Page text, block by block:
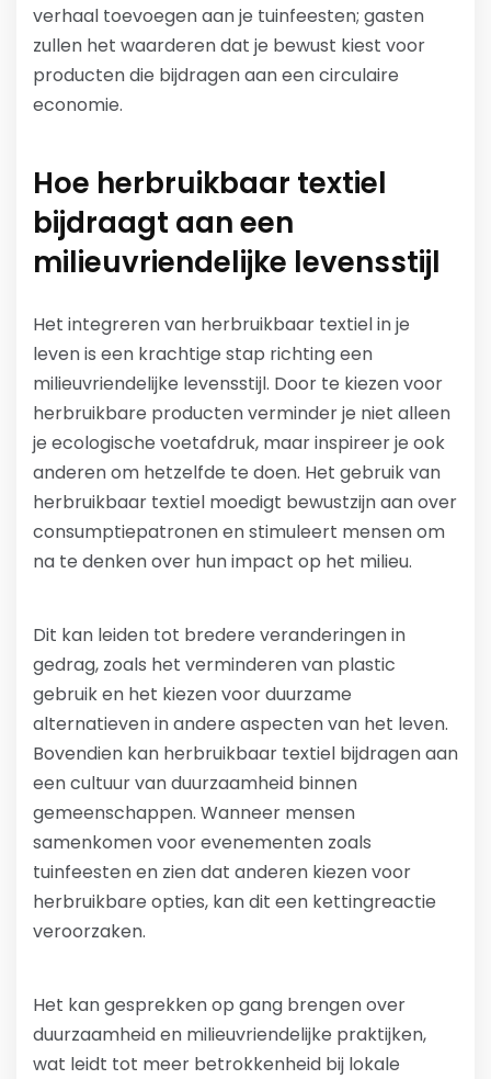
verhaal toevoegen aan je tuinfeesten; gasten
zullen het waarderen dat je bewust kiest voor
producten die bijdragen aan een circulaire
economie.
Hoe herbruikbaar textiel
bijdraagt aan een
milieuvriendelijke levensstijl
Het integreren van herbruikbaar textiel in je
leven is een krachtige stap richting een
milieuvriendelijke levensstijl. Door te kiezen voor
herbruikbare producten verminder je niet alleen
je ecologische voetafdruk, maar inspireer je ook
anderen om hetzelfde te doen. Het gebruik van
herbruikbaar textiel moedigt bewustzijn aan over
consumptiepatronen en stimuleert mensen om
na te denken over hun impact op het milieu.
Dit kan leiden tot bredere veranderingen in
gedrag, zoals het verminderen van plastic
gebruik en het kiezen voor duurzame
alternatieven in andere aspecten van het leven.
Bovendien kan herbruikbaar textiel bijdragen aan
een cultuur van duurzaamheid binnen
gemeenschappen. Wanneer mensen
samenkomen voor evenementen zoals
tuinfeesten en zien dat anderen kiezen voor
herbruikbare opties, kan dit een kettingreactie
veroorzaken.
Het kan gesprekken op gang brengen over
duurzaamheid en milieuvriendelijke praktijken,
wat leidt tot meer betrokkenheid bij lokale